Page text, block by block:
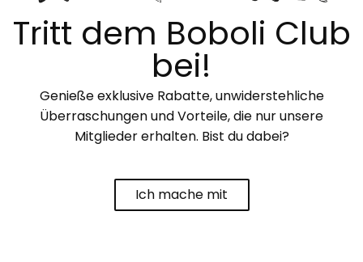
Tritt dem Boboli Club
bei!
Genieße exklusive Rabatte, unwiderstehliche
Überraschungen und Vorteile, die nur unsere
Mitglieder erhalten. Bist du dabei?
Ich mache mit